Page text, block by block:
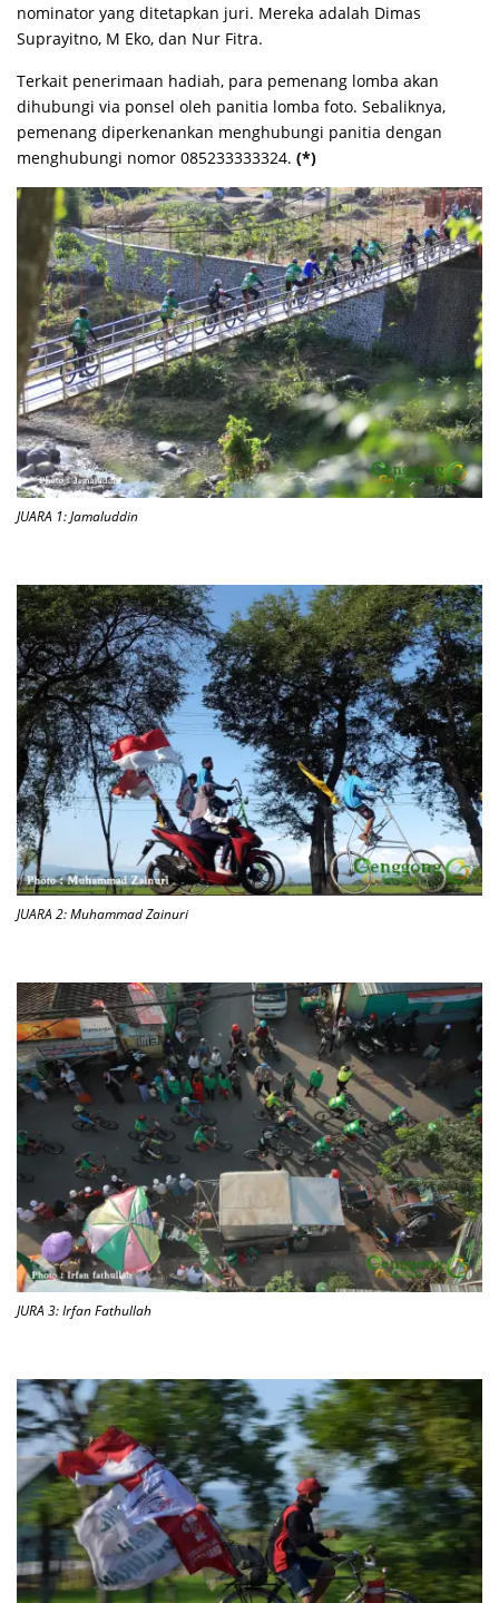
nominator yang ditetapkan juri. Mereka adalah Dimas
Suprayitno, M Eko, dan Nur Fitra.
Terkait penerimaan hadiah, para pemenang lomba akan
dihubungi via ponsel oleh panitia lomba foto. Sebaliknya,
pemenang diperkenankan menghubungi panitia dengan
menghubungi nomor 085233333324. (*)
JUARA 1: Jamaluddin
JUARA 2: Muhammad Zainuri
JURA 3: Irfan Fathullah